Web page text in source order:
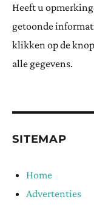
Heeft u
getoonde
klikken op de
alle gegevens.
SITEMAP
Home
Advertenties